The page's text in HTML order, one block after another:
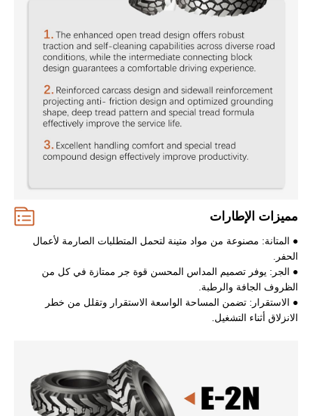
مميزات الإطارات
● المتانة: مصنوعة من مواد متينة لتحمل المتطلبات الصارمة لأعمال
الحفر.
● الجر: يوفر تصميم المداس المحسن قوة جر ممتازة في كل من
الظروف الجافة والرطبة.
● الاستقرار: تضمن المساحة الواسعة الاستقرار وتقلل من خطر
الانزلاق أثناء التشغيل.